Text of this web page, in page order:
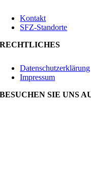
Kontakt
SFZ-Standorte
RECHTLICHES
Datenschutzerklärung
Impressum
BESUCHEN SIE UNS